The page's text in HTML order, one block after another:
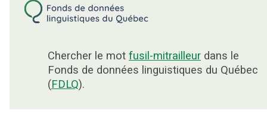
Chercher le mot fusil-mitrailleur dans le
Fonds de données linguistiques du Québec
(FDLQ).